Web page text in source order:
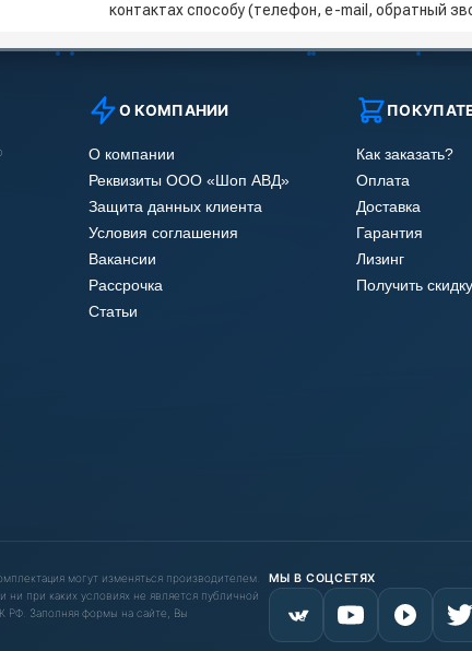
контактах способу (телефон, e-mail, обратный
О КОМПАНИИ
О компании
Реквизиты ООО «Шоп АВД»
Защита данных клиента
Условия соглашения
Вакансии
Рассрочка
Статьи
Как заказать?
Оплата
Доставка
Гарантия
Лизинг
Получить скидку
могут изменяться производителем.
при каких условиях не является публичной
РФ. Заполняя формы на сайте, Вы
МЫ В СОЦСЕТЯХ